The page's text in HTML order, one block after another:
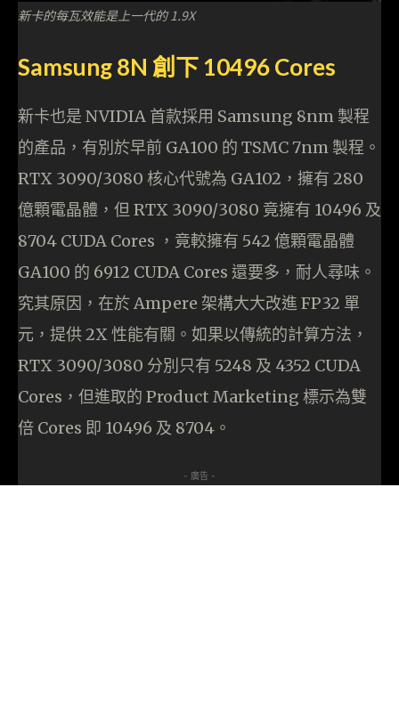
新卡的每瓦效能是上一代的 1.9X
Samsung 8N 創下 10496 Cores
新卡也是 NVIDIA 首款採用 Samsung 8nm 製程
的產品，有別於早前 GA100 的 TSMC 7nm 製程。
RTX 3090/3080 核心代號為 GA102，擁有 280
億顆電晶體，但 RTX 3090/3080 竟擁有 10496 及
8704 CUDA Cores ，竟較擁有 542 億顆電晶體
GA100 的 6912 CUDA Cores 還要多，耐人尋味。
究其原因，在於 Ampere 架構大大改進 FP32 單
元，提供 2X 性能有關。如果以傳統的計算方法，
RTX 3090/3080 分別只有 5248 及 4352 CUDA
Cores，但進取的 Product Marketing 標示為雙
倍 Cores 即 10496 及 8704。
- 廣告 -